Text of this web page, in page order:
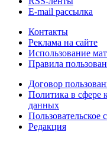
E-mail рассылка
Контакты
Реклама на сайте
Использование
Правила
Договор
Политика в сфере
данных
Пользовательское
Редакция